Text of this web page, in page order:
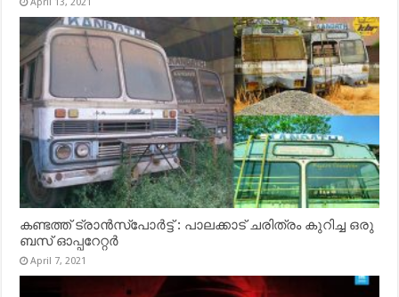
കണ്ടത്ത് ട്രാൻസ്‌പോർട്ട് : പാലക്കാട് ചരിത്രം കുറിച്ച ഒരു
ബസ് ഓപ്പറേറ്റർ
April 7, 2021